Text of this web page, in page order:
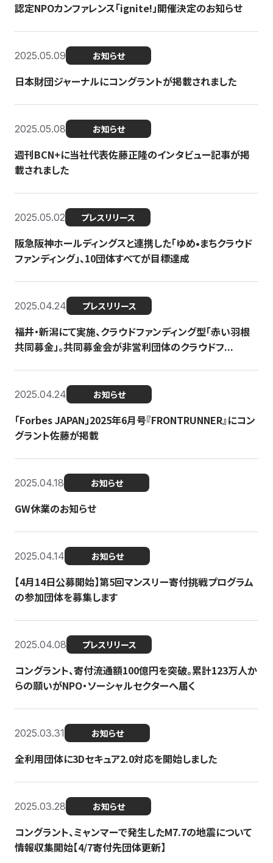
認定NPOカンファレンス「ignite!」開催決定のお知らせ
2025.05.09 お知らせ
日本財団ジャーナルにコングラントが掲載されました
2025.05.08 お知らせ
週刊BCN+に当社代表佐藤正隆のインタビュー記事が掲
載されました
2025.05.02 プレスリリース
阪急阪神ホールディングスと連携した「ゆめ•まちクラウド
ファンディング」、10団体すべてが目標達成
2025.04.24 プレスリリース
福井・新潟にて実施、クラウドファンディング型「赤い羽根
共同募金」。共同募金会が非営利団体のクラウドフ...
2025.04.24 お知らせ
「Forbes JAPAN」2025年6月号『FRONTRUNNER』にコン
グラント佐藤が掲載
2025.04.18 お知らせ
GW休業のお知らせ
2025.04.14 お知らせ
【4月14日公募開始】第5回マンスリー寄付挑戦プログラム
の参加団体を募集します
2025.04.08 プレスリリース
コングラント、寄付流通額100億円を突破。累計123万人か
らの願いがNPO・ソーシャルセクターへ届く
2025.03.31 お知らせ
全利用団体に3Dセキュア2.0対応を開始しました
2025.03.28 お知らせ
コングラント、ミャンマーで発生したM7.7の地震について
情報収集開始【4/7寄付先団体更新】